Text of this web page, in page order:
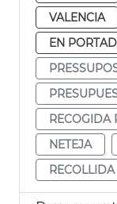
VALENCIA
EN
RECOGIDA
NETEJA